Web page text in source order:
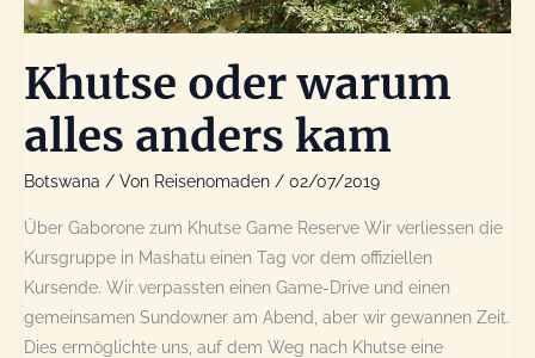
Khutse oder warum
alles anders kam
Botswana / Von Reisenomaden / 02/07/2019
Über Gaborone zum Khutse Game Reserve Wir verliessen die
Kursgruppe in Mashatu einen Tag vor dem offiziellen
Kursende. Wir verpassten einen Game-Drive und einen
gemeinsamen Sundowner am Abend, aber wir gewannen Zeit.
Dies ermöglichte uns, auf dem Weg nach Khutse eine